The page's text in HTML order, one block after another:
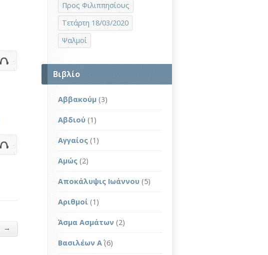
→
Προς Φιλιππησίους
Τετάρτη 18/03/2020
Ψαλμοί
Βιβλίο
Αββακούμ (3)
Αβδιού (1)
Αγγαίος (1)
Αμώς (2)
Αποκάλυψις Ιωάννου (5)
Αριθμοί (1)
Άσμα Ασμάτων (2)
Βασιλέων Α΄(6)